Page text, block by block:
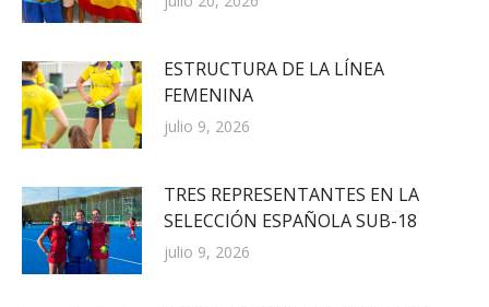
ESTRUCTURA DE LA LÍNEA
FEMENINA
julio 9, 2026
TRES REPRESENTANTES EN LA
SELECCIÓN ESPAÑOLA SUB-18
julio 9, 2026